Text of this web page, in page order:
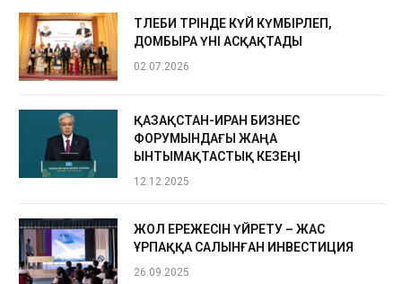
ТӨЛЕБИ ТӨРІНДЕ КҮЙ КҮМБІРЛЕП,
ДОМБЫРА ҮНІ АСҚАҚТАДЫ
02.07.2026
ҚАЗАҚСТАН-ИРАН БИЗНЕС
ФОРУМЫНДАҒЫ ЖАҢА
ЫНТЫМАҚТАСТЫҚ КЕЗЕҢІ
12.12.2025
ЖОЛ ЕРЕЖЕСІН ҮЙРЕТУ – ЖАС
ҰРПАҚҚА САЛЫНҒАН ИНВЕСТИЦИЯ
26.09.2025